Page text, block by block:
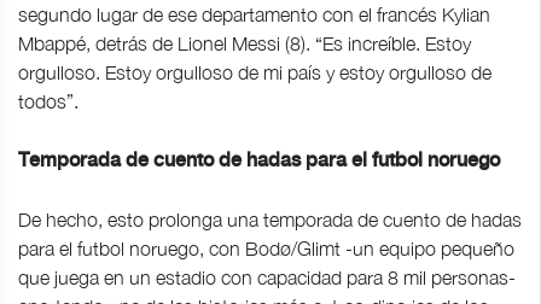
segundo lugar de ese departamento con el francés Kylian
Mbappé, detrás de Lionel Messi (8). “Es increíble. Estoy
orgulloso. Estoy orgulloso de mi país y estoy orgulloso de
todos”.
Temporada de cuento de hadas para el futbol noruego
De hecho, esto prolonga una temporada de cuento de hadas
para el futbol noruego, con Bodø/Glimt -un equipo pequeño
que juega en un estadio con capacidad para 8 mil personas-